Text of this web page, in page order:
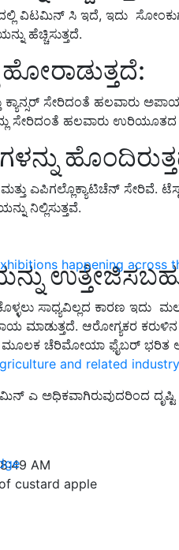
happening across
and related industry
ವಿಟಮಿನ್ ಸಿ ಇದೆ, ಇದು
ಹೆಚ್ಚಿಸುತ್ತದೆ.
ಸೇರಿದಂತೆ ಹಲವಾರು
ಹಲವಾರು ಉರಿಯೂತದ
ಎಪಿಗಲ್ಲೊಕ್ಯಾಟಿಚೆನ್ ಸೇರಿವೆ.
ನಿಲ್ಲಿಸುತ್ತವೆ.
ಸಾಧ್ಯವಿಲ್ಲದ ಕಾರಣ ಇದು
ಮಾಡುತ್ತದೆ. ಆರೋಗ್ಯಕರ
ಮೂಲಕ ಚೆರಿಮೋಯಾ ಫೈಬರ್ ಭರಿತ
ಎ ಅಧಿಕವಾಗಿರುವುದರಿಂದ
AM
custard apple